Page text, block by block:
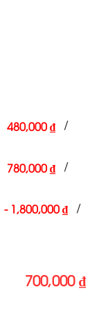
480,000 ₫ /
780,000 ₫ /
-1,800,000 ₫ /
700,000 ₫